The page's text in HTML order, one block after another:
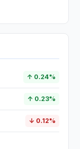
↑ 0.24%
↑ 0.23%
↓ 0.12%